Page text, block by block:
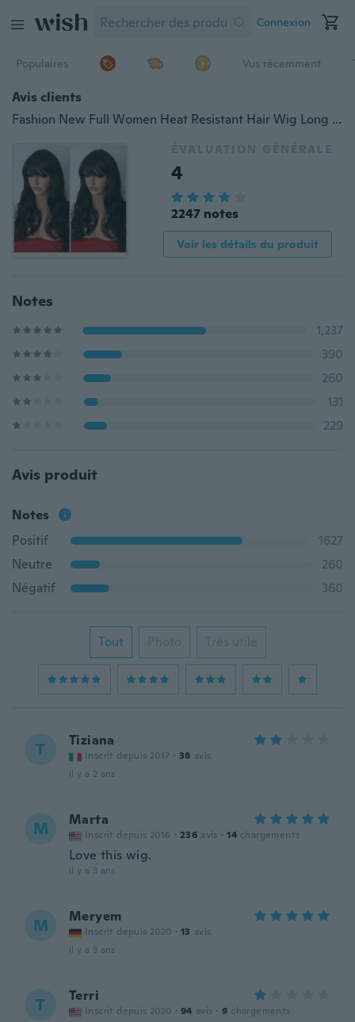
Connexion
Populaires Vus récemment
Avis clients
Fashion New Full Women Heat Resistant Hair Wig Long Wavy Fringe Brown Black Wig
ÉVALUATION GÉNÉRALE
4
2247 notes
Voir les détails du produit
Notes
1,237
390
260
131
229
Avis produit
Notes
Positif
1627
Neutre
260
Négatif
360
Tout Photo Très utile
T Tiziana
Inscrit depuis 2017 · 38 avis
il y a 2 ans
M Marta
Inscrit depuis 2016 · 236 avis · 14 chargements
Love this wig.
il y a 3 ans
M Meryem
Inscrit depuis 2020 · 13 avis
il y a 3 ans
T Terri
Inscrit depuis 2020 · 94 avis · 9 chargements